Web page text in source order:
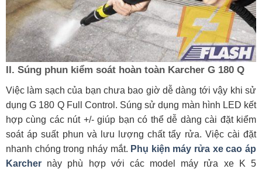
II. Súng phun kiểm soát hoàn toàn Karcher G 180 Q
Việc làm sạch của bạn chưa bao giờ dễ dàng tới vậy khi sử
dụng G 180 Q Full Control. Súng sử dụng màn hình LED kết
hợp cùng các nút +/- giúp bạn có thể dễ dàng cài đặt kiểm
soát áp suất phun và lưu lượng chất tẩy rửa. Việc cài đặt
nhanh chóng trong nháy mắt. Phụ kiện máy rửa xe cao áp
Karcher này phù hợp với các model máy rửa xe K 5